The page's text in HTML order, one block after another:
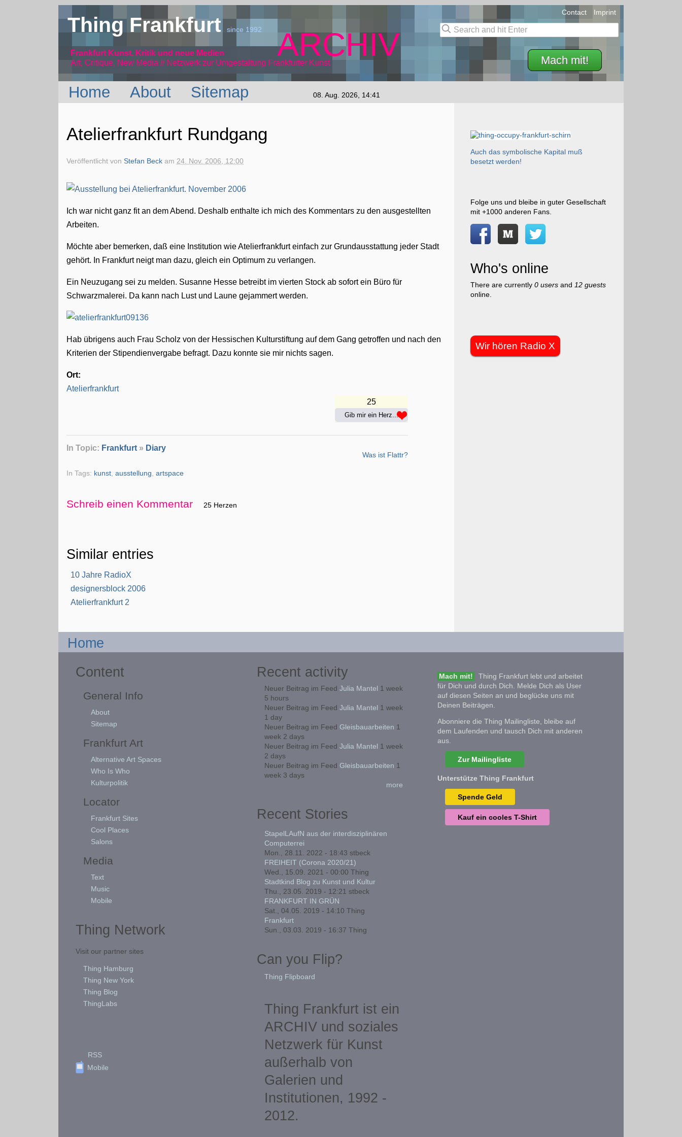
Thing Frankfurtsince 1992
Frankfurt Kunst, Kritik und neue Medien
Art, Critique, New Media // Netzwerk
ARCHIV
zur Umgestaltung Frankfurter Kunst Mach mit!
Contact Imprint
Home About Sitemap 08. Aug. 2026, 14:41
Atelierfrankfurt Rundgang
Veröffentlicht vonStefan Beck am24. Nov. 2006, 12:00
Ich war nicht ganz fit an dem Abend. Deshalb enthalte ich mich des Kommentars zu den ausgestellten
Arbeiten.
Möchte aber bemerken, daß eine Institution wie Atelierfrankfurt einfach zur Grundausstattung jeder Stadt
gehört. In Frankfurt neigt man dazu, gleich ein Optimum zu verlangen.
Ein Neuzugang sei zu melden. Susanne Hesse betreibt im vierten Stock ab sofort ein Büro für
Schwarzmalerei. Da kann nach Lust und Laune gejammert werden.
Hab übrigens auch Frau Scholz von der Hessischen Kulturstiftung auf dem Gang getroffen und nach den
Kriterien der Stipendienvergabe befragt. Dazu konnte sie mir nichts sagen.
Ort:
Atelierfrankfurt
25
Gib mir ein Herz...
In Topic: Frankfurt » Diary
In Tags: kunst ,ausstellung ,artspace
Was ist Flattr?
Schreib einen Kommentar 25 Herzen
Similar entries
10 Jahre RadioX
designersblock 2006
Atelierfrankfurt 2
Auch das symbolische Kapital muß
besetzt werden!
Folge uns und bleibe in guter Gesellschaft
mit +1000 anderen Fans.
Who's online
There are currently 0 usersand 12 guests
online.
Wir hören Radio X
Home
Content
General Info
About
Sitemap
Frankfurt Art
Alternative Art Spaces
Who Is Who
Kulturpolitik
Locator
Frankfurt Sites
Cool Places
Salons
Media
Text
Music
Mobile
Thing Network
Visit our partner sites
Thing Hamburg
Thing New York
Thing Blog
ThingLabs
RSS
Mobile
Recent activity
Neuer Beitrag im Feed Julia Mantel 1 week
5 hours
Neuer Beitrag im Feed Julia Mantel 1 week
1 day
Neuer Beitrag im Feed Gleisbauarbeiten 1
week 2 days
Neuer Beitrag im Feed Julia Mantel 1 week
2 days
Neuer Beitrag im Feed Gleisbauarbeiten 1
week 3 days
more
Recent Stories
StapelLAufN aus der interdisziplinären
Computerrei
Mon., 28.11. 2022 - 18:43 stbeck
FREIHEIT (Corona 2020/21)
Wed., 15.09. 2021 - 00:00 Thing
Stadtkind Blog zu Kunst und Kultur
Thu., 23.05. 2019 - 12:21 stbeck
FRANKFURT IN GRÜN
Sat., 04.05. 2019 - 14:10 Thing
Frankfurt
Sun., 03.03. 2019 - 16:37 Thing
Can you Flip?
Thing Flipboard
Thing Frankfurt ist ein
ARCHIV und soziales
Netzwerk für Kunst
außerhalb von
Galerien und
Institutionen, 1992 -
2012.
Mach mit!
Thing Frankfurt lebt und arbeitet
für Dich und durch Dich. Melde Dich als User
auf diesen Seiten an und beglücke uns mit
Deinen Beiträgen.
Abonniere die Thing Mailingliste, bleibe auf
dem Laufenden und tausch Dich mit anderen
aus.
Zur Mailingliste
Unterstütze Thing Frankfurt
Spende Geld
Kauf ein cooles T-Shirt